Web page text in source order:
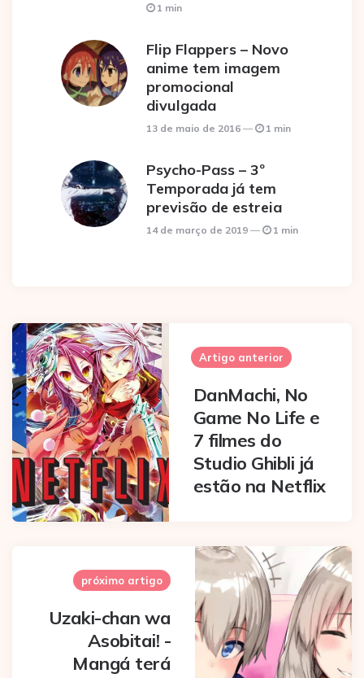
1 min
Flip Flappers – Novo
anime tem imagem
promocional
divulgada
13 de maio de 2016 1 min
Psycho-Pass – 3º
Temporada já tem
previsão de estreia
14 de março de 2019 1 min
Post
navigation
Artigo anterior
DanMachi, No
Game No Life e
7 filmes do
Studio Ghibli já
estão na Netflix
próximo artigo
Uzaki-chan wa
Asobitai! -
Mangá terá